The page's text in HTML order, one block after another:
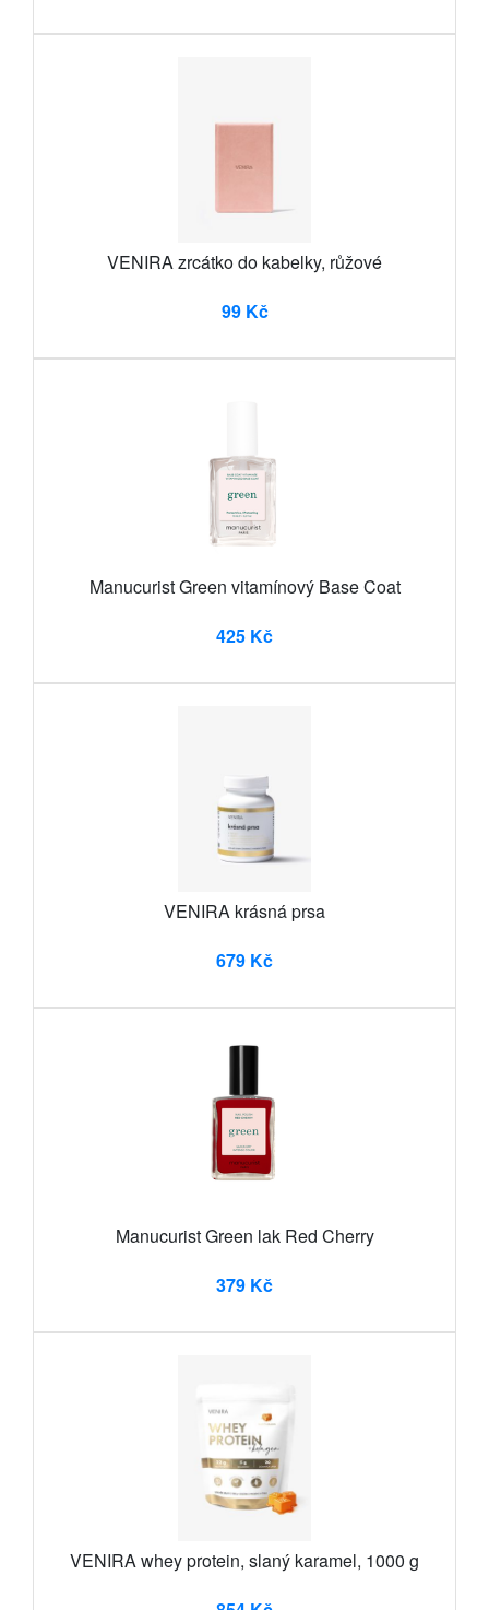
VENIRA zrcátko do kabelky, růžové
99 Kč
Manucurist Green vitamínový Base Coat
425 Kč
VENIRA krásná prsa
679 Kč
Manucurist Green lak Red Cherry
379 Kč
VENIRA whey protein, slaný karamel, 1000 g